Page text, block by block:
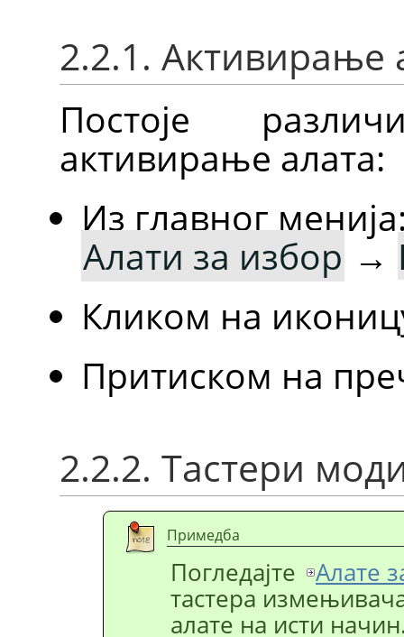
2.2.1. Активирање
Постоје
активирање алата:
Из главног
Алати за избор →
Кликом на
Притиском на
2.2.2. Тастери
Примедба
Погледајте
Алате
тастера
алате на исти